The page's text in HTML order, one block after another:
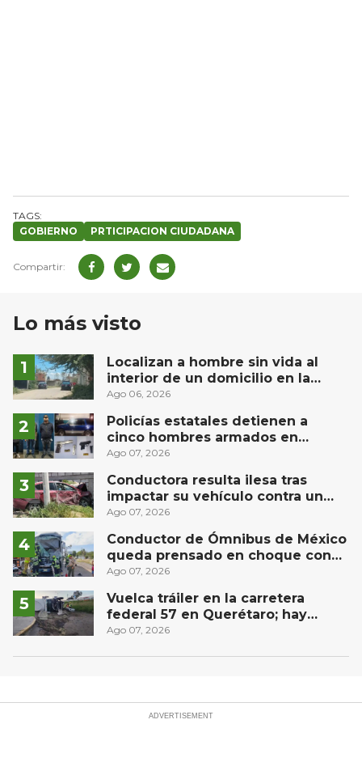
GOBIERNO PRTICIPACION CIUDADANA
Lo más visto
Localizan a hombre sin vida al
interior de un domicilio en la
comunidad El Rodeo, San Juan del
Ago 06, 2026
Policías estatales detienen a
cinco hombres armados en
Puebla capital
Ago 07, 2026
Conductora resulta ilesa tras
impactar su vehículo contra un
muro en Huimilpan
Ago 07, 2026
Conductor de Ómnibus de México
queda prensado en choque con
materialista en San Juan del Río
Ago 07, 2026
Vuelca tráiler en la carretera
federal 57 en Querétaro; hay
derrame de combustible
Ago 07, 2026